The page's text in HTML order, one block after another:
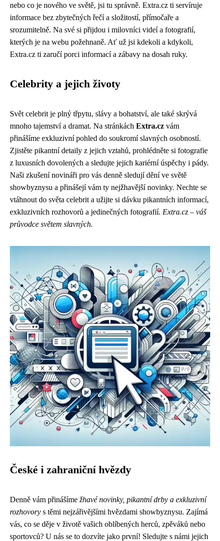
nebo co je nového ve světě, jsi tu správně. Extra.cz ti servíruje
informace bez zbytečných řečí a složitostí, přímočaře a
srozumitelně. Na své si přijdou i milovníci videí a fotografií,
kterých je na webu požehnaně. Ať už jsi kdekoli a kdykoli,
Extra.cz ti zaručí porci informací a zábavy na dosah ruky.
Celebrity a jejich životy
Svět celebrit je plný třpytu, slávy a bohatství, ale také skrývá
mnoho tajemství a dramat. Na stránkách Extra.cz vám
přinášíme exkluzivní pohled do soukromí slavných osobností.
Zjistěte pikantní detaily z jejich vztahů, prohlédněte si fotografie
z luxusních dovolených a sledujte jejich kariérní úspěchy i pády.
Naši zkušení novináři pro vás denně sledují dění ve světě
showbyznysu a přinášejí vám ty nejžhavější novinky. Nechte se
vtáhnout do světa celebrit a užijte si dávku pikantních informací,
exkluzivních rozhovorů a jedinečných fotografií. Extra.cz – váš
průvodce světem slavných.
České i zahraniční hvězdy
Denně vám přinášíme žhavé novinky, pikantní drby a exkluzivní
rozhovory s těmi nejzářivějšími hvězdami showbyznysu. Zajímá
vás, co se děje v životě vašich oblíbených herců, zpěváků nebo
sportovců? U nás se to dozvíte jako první! Sledujte s námi jejich